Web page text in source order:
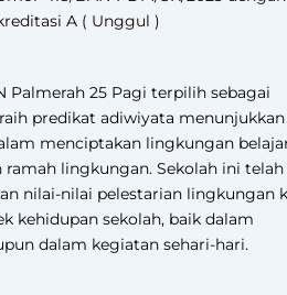
A ( Unggul )
Palmerah 25 Pagi terpilih sebagai
predikat adiwiyata menunjukkan
menciptakan lingkungan
ramah lingkungan. Sekolah ini telah
nilai-nilai pelestarian lingkungan
kehidupan sekolah, baik dalam
dalam kegiatan sehari-hari.